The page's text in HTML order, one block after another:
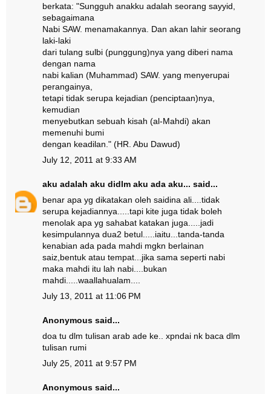
berkata: "Sungguh anakku adalah seorang sayyid,
sebagaimana
Nabi SAW. menamakannya. Dan akan lahir seorang
laki-laki
dari tulang sulbi (punggung)nya yang diberi nama
dengan nama
nabi kalian (Muhammad) SAW. yang menyerupai
perangainya,
tetapi tidak serupa kejadian (penciptaan)nya,
kemudian
menyebutkan sebuah kisah (al-Mahdi) akan
memenuhi bumi
dengan keadilan." (HR. Abu Dawud)
July 12, 2011 at 9:33 AM
aku adalah aku didlm aku ada aku... said...
benar apa yg dikatakan oleh saidina ali....tidak
serupa kejadiannya.....tapi kite juga tidak boleh
menolak apa yg sahabat katakan juga.....jadi
kesimpulannya dua2 betul.....iaitu...tanda-tanda
kenabian ada pada mahdi mgkn berlainan
saiz,bentuk atau tempat...jika sama seperti nabi
maka mahdi itu lah nabi....bukan
mahdi.....waallahualam....
July 13, 2011 at 11:06 PM
Anonymous said...
doa tu dlm tulisan arab ade ke.. xpndai nk baca dlm
tulisan rumi
July 25, 2011 at 9:57 PM
Anonymous said...